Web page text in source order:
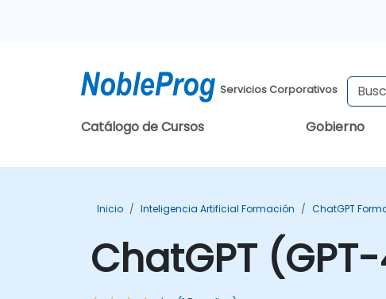
Servicios Corporativos
Catálogo de Cursos Gobierno
Inicio Inteligencia Artificial Formación ChatGPT
ChatGPT